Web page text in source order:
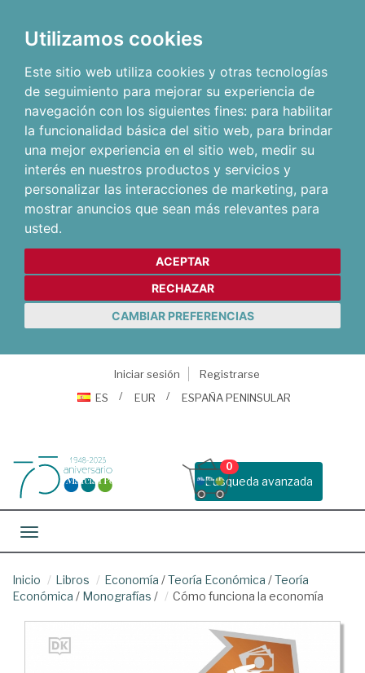
Utilizamos cookies
Este sitio web utiliza cookies y otras tecnologías
de seguimiento para mejorar su experiencia de
navegación con los siguientes fines: para habilitar
la funcionalidad básica del sitio web, para brindar
una mejor experiencia en el sitio web, medir su
interés en nuestros productos y servicios y
personalizar las interacciones de marketing, para
mostrar anuncios que sean más relevantes para
usted.
ACEPTAR
RECHAZAR
CAMBIAR PREFERENCIAS
Iniciar sesión
Registrarse
ES
EUR ESPAÑA PENINSULAR
Busqueda avanzada
0
Toggle navigation
Inicio Libros Economía /Teoría Económica /Teoría
Económica / Monografías / Cómo funciona la economía